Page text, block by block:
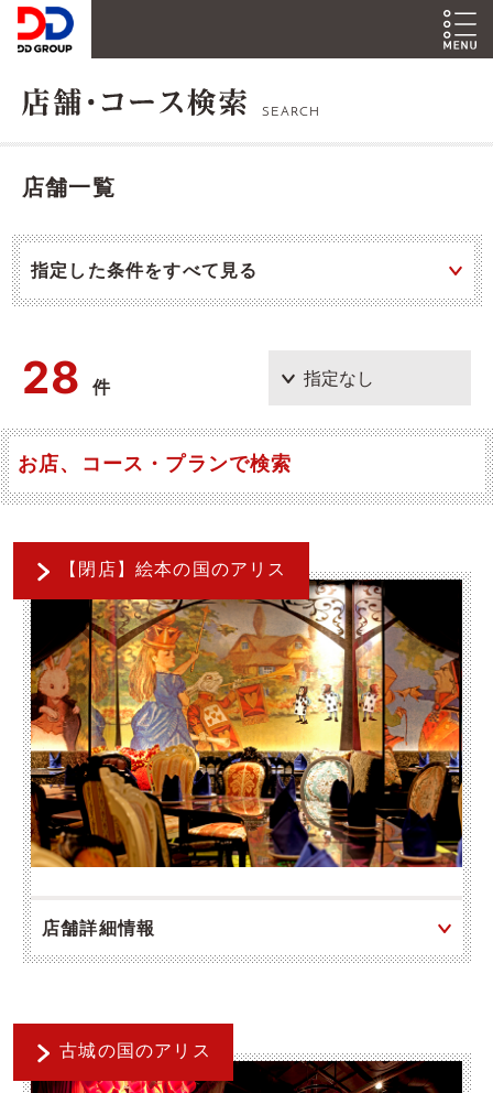
SEARCH
店舗一覧
指定した条件をすべて見る
28 件
お店、コース・プランで検索
【閉店】絵本の国のアリス
店舗詳細情報
古城の国のアリス